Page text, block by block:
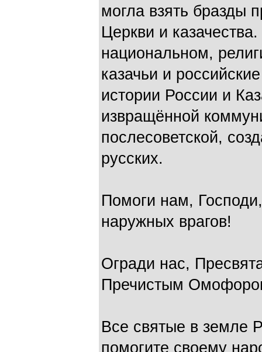
могла взять бразды
Церкви и
национальном,
казачьи и
истории России и
извращённой
послесоветской,
русских.
Помоги нам,
наружных врагов!
Огради нас,
Пречистым
Все святые в земле
помогите своему